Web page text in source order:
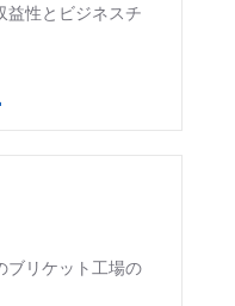
益性とビジネスチ
ブリケット工場の